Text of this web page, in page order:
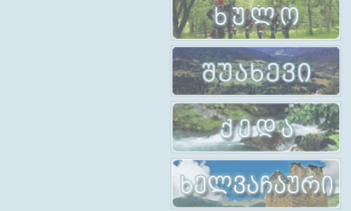
ტრენინგები ადგილობრივი
განმანათლებლებისათვის